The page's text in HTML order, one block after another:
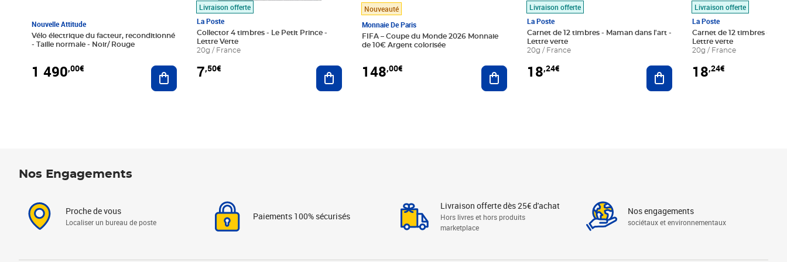
Nouvelle Attitude
Vélo électrique du facteur, reconditionné
- Taille normale - Noir/ Rouge
1 490,00€ Ajouter au panier
Livraison offerte
La Poste
Collector 4 timbres - Le Petit Prince -
Lettre Verte
20g / France
7,50€ Ajouter au panier
Nouveauté
Monnaie De Paris
FIFA – Coupe du Monde 2026 Monnaie
de 10€ Argent colorisée
148,00€ Ajouter au panier
Livraison offerte
La Poste
Carnet de 12 timbres - Maman dans l'art -
Lettre verte
20g / France
18,24€ Ajouter au panier
Livraison offerte
La Poste
Carnet de 12 timbres - Le
Lettre verte
20g / France
18,24€
Nos Engagements
Proche de vous
Localiser un bureau de poste
Paiements 100% sécurisés
Livraison offerte dès 25€ d'achat
Hors livres et hors produits
marketplace
Nos engagements
sociétaux et environnementaux